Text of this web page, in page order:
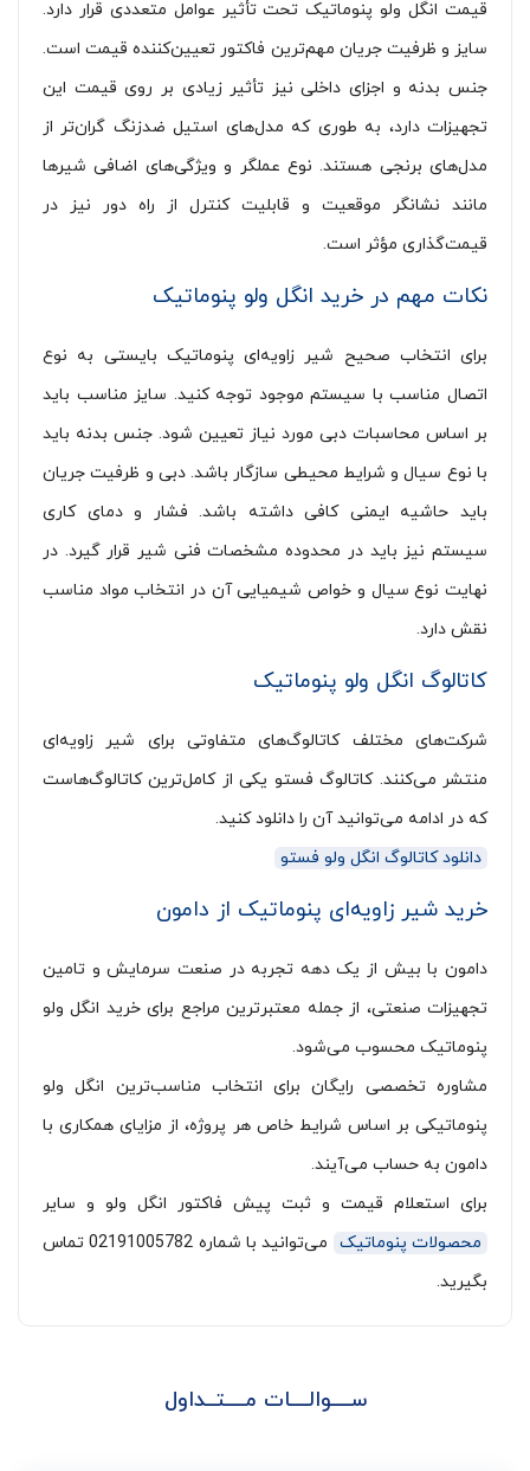
قیمت انگل ولو پنوماتیک تحت تأثیر عوامل متعددی قرار دارد.
سایز و ظرفیت جریان مهم‌ترین فاکتور تعیین‌کننده قیمت است.
جنس بدنه و اجزای داخلی نیز تأثیر زیادی بر روی قیمت این
تجهیزات دارد، به طوری که مدل‌های استیل ضدزنگ گران‌تر از
مدل‌های برنجی هستند. نوع عملگر و ویژگی‌های اضافی شیرها
مانند نشانگر موقعیت و قابلیت کنترل از راه دور نیز در
قیمت‌گذاری مؤثر است.
نکات مهم در خرید انگل ولو پنوماتیک
برای انتخاب صحیح شیر زاویه‌ای پنوماتیک بایستی به نوع
اتصال مناسب با سیستم موجود توجه کنید. سایز مناسب باید
بر اساس محاسبات دبی مورد نیاز تعیین شود. جنس بدنه باید
با نوع سیال و شرایط محیطی سازگار باشد. دبی و ظرفیت جریان
باید حاشیه ایمنی کافی داشته باشد. فشار و دمای کاری
سیستم نیز باید در محدوده مشخصات فنی شیر قرار گیرد. در
نهایت نوع سیال و خواص شیمیایی آن در انتخاب مواد مناسب
نقش دارد.
کاتالوگ انگل ولو پنوماتیک
شرکت‌های مختلف کاتالوگ‌های متفاوتی برای شیر زاویه‌ای
منتشر می‌کنند. کاتالوگ فستو یکی از کامل‌ترین کاتالوگ‌هاست
که در ادامه می‌توانید آن را دانلود کنید.
دانلود کاتالوگ انگل ولو فستو
خرید شیر زاویه‌ای پنوماتیک از دامون
دامون با بیش از یک دهه تجربه در صنعت سرمایش و تامین
تجهیزات صنعتی، از جمله معتبرترین مراجع برای خرید انگل ولو
پنوماتیک محسوب می‌شود.
مشاوره تخصصی رایگان برای انتخاب مناسب‌ترین انگل ولو
پنوماتیکی بر اساس شرایط خاص هر پروژه، از مزایای همکاری با
دامون به حساب می‌آیند.
برای استعلام قیمت و ثبت پیش فاکتور انگل ولو و سایر
محصولات پنوماتیک
می‌توانید با شماره 02191005782 تماس
بگیرید.
ســــوالــــات مــــتــداول